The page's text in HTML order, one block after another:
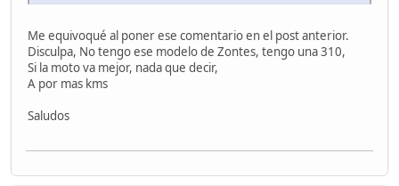
Me equivoqué al poner ese comentario en el post anterior.
Disculpa, No tengo ese modelo de Zontes, tengo una 310,
Si la moto va mejor, nada que decir,
A por mas kms
Saludos